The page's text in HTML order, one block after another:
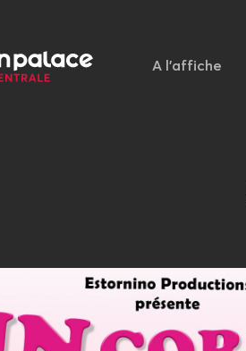
A l'affiche